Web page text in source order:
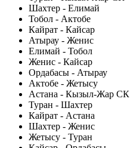
Шахтер - Елимай
Тобол - Актобе
Кайрат - Кайсар
Атырау - Женис
Елимай - Тобол
Женис - Кайсар
Ордабасы - Атырау
Актобе - Жетысу
Астана - Кызыл-Жар СК
Туран - Шахтер
Кайрат - Астана
Шахтер - Женис
Жетысу - Туран